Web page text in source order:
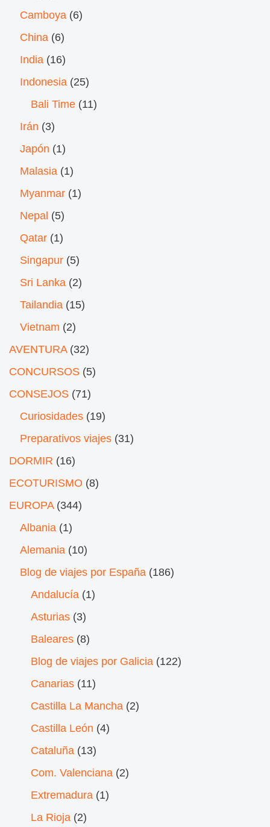
Camboya (6)
China (6)
India (16)
Indonesia (25)
Bali Time (11)
Irán (3)
Japón (1)
Malasia (1)
Myanmar (1)
Nepal (5)
Qatar (1)
Singapur (5)
Sri Lanka (2)
Tailandia (15)
Vietnam (2)
AVENTURA(32)
CONCURSOS (5)
CONSEJOS (71)
Curiosidades (19)
Preparativos viajes (31)
DORMIR (16)
ECOTURISMO (8)
EUROPA(344)
Albania (1)
Alemania (10)
Blog de viajes por España (186)
Andalucía (1)
Asturias (3)
Baleares (8)
Blog de viajes por Galicia (122)
Canarias (11)
Castilla La Mancha (2)
Castilla León (4)
Cataluña (13)
Com. Valenciana (2)
Extremadura (1)
La Rioja (2)